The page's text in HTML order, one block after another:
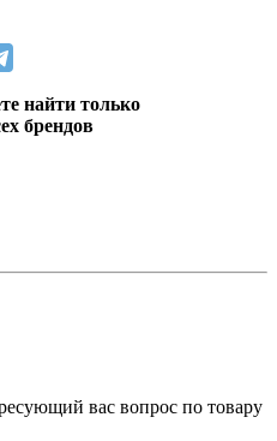
найти только
брендов
вас вопрос по товару